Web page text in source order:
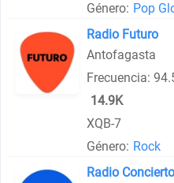
Género: Pop
Radio Futuro
Antofagasta
Frecuencia:
14.9K
XQB-7
Género: Rock
Radio Concierto